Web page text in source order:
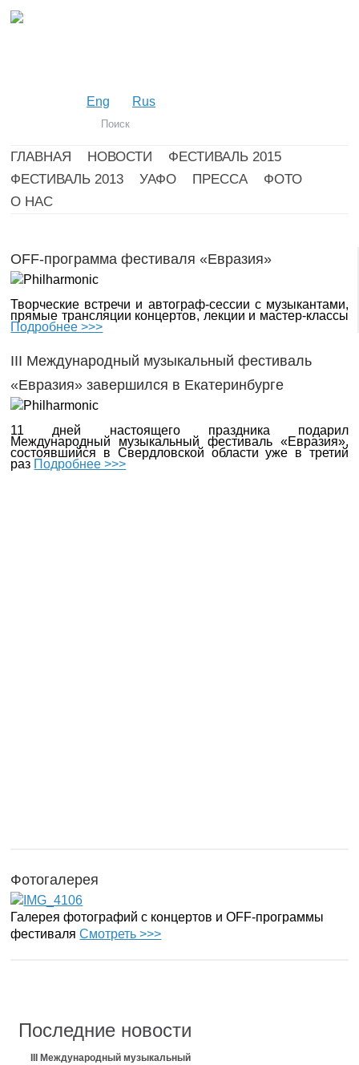
Eng Rus
ГЛАВНАЯ НОВОСТИ
ФЕСТИВАЛЬ 2015
ФЕСТИВАЛЬ 2013
УАФО ПРЕССА
ФОТО
О НАС
OFF-программа фестиваля «Евразия»
Творческие встречи и автограф-сессии с музыкантами,
прямые трансляции концертов, лекции и мастер-классы
Подробнее >>>
III Международный музыкальный фестиваль
«Евразия» завершился в Екатеринбурге
11 дней настоящего праздника подарил
Международный музыкальный фестиваль «Евразия»,
состоявшийся в Свердловской области уже в третий
раз Подробнее >>>
Фотогалерея
Галерея фотографий с концертов и OFF-программы
фестиваляСмотреть >>>
Последние новости
III Международный музыкальный